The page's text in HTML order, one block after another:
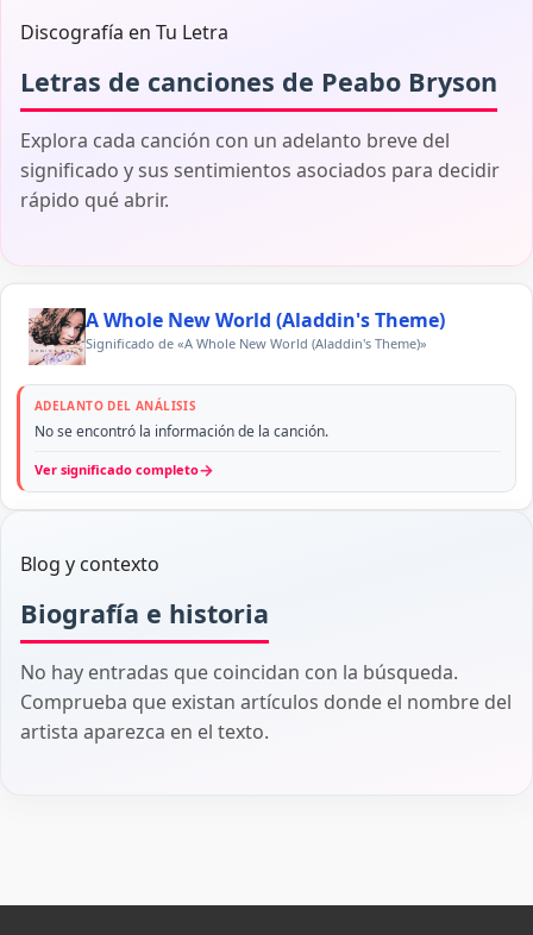
Discografía en Tu Letra
Letras de canciones de Peabo Bryson
Explora cada canción con un adelanto breve del
significado y sus sentimientos asociados para decidir
rápido qué abrir.
A Whole New World (Aladdin's Theme)
Significado de «A Whole New World (Aladdin's Theme)»
ADELANTO DEL ANÁLISIS
No se encontró la información de la canción.
Ver significado completo→
Blog y contexto
Biografía e historia
No hay entradas que coincidan con la búsqueda.
Comprueba que existan artículos donde el nombre del
artista aparezca en el texto.